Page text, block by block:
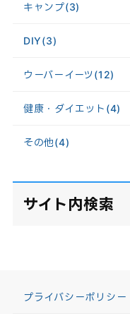
キャンプ(3)
DIY(3)
ウーバーイーツ(12)
健康・ダイエット (4)
その他(4)
サイト内検索
プライバシーポリシー